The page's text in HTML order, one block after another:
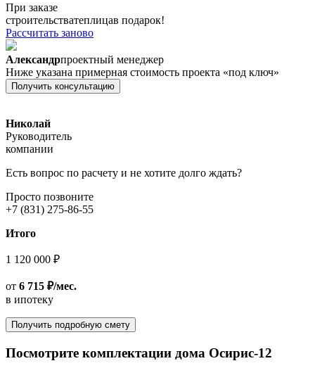
При заказе
строительстватеплицав подарок!
Рассчитать заново
Александрпроектный менеджер
Ниже указана примерная стоимость проекта «под ключ»
Получить консультацию
Николай
Руководитель
компании
Есть вопрос по расчету и не хотите долго ждать?
Просто позвоните
+7 (831) 275-86-55
Итого
1 120 000 ₽
от 6 715 ₽/мес.
в ипотеку
Получить подробную смету
Посмотрите комплектации дома Осирис-12